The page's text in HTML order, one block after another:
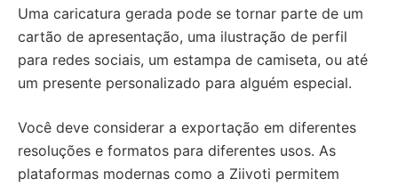
Uma caricatura gerada pode se tornar parte de um
cartão de apresentação, uma ilustração de perfil
para redes sociais, um estampa de camiseta, ou até
um presente personalizado para alguém especial.
Você deve considerar a exportação em diferentes
resoluções e formatos para diferentes usos. As
plataformas modernas como a Ziivoti permitem